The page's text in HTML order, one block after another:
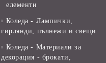
елементи
Коледа - Лампички,
гирлянди, пълнежи и свещи
Коледа - Материали за
декорация - брокати,